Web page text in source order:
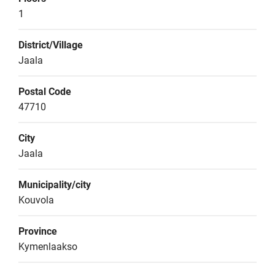
1
District/Village
Jaala
Postal Code
47710
City
Jaala
Municipality/city
Kouvola
Province
Kymenlaakso